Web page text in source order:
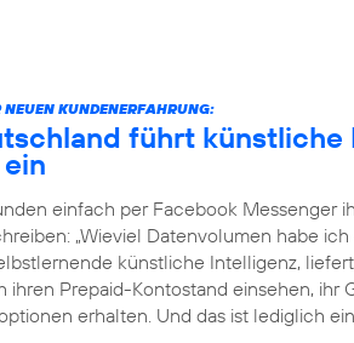
KUNDENERFAHRUNG:
führt künstliche
einfach per Facebook Messenger
„Wieviel Datenvolumen habe
künstliche Intelligenz,
ihren Prepaid-Kontostand einsehen, ihr
erhalten. Und das ist lediglich